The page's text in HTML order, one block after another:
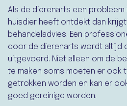
Als de dierenarts een probleem
huisdier heeft ontdekt dan
behandeladvies. Een
door de dierenarts wordt altijd
uitgevoerd. Niet alleen om de
te maken soms moeten er ook
getrokken worden en kan er
goed gereinigd worden.